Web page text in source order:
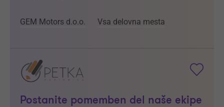
GEM Motors d.o.o. Vsa delovna mesta
Postanite pomemben del naše ekipe